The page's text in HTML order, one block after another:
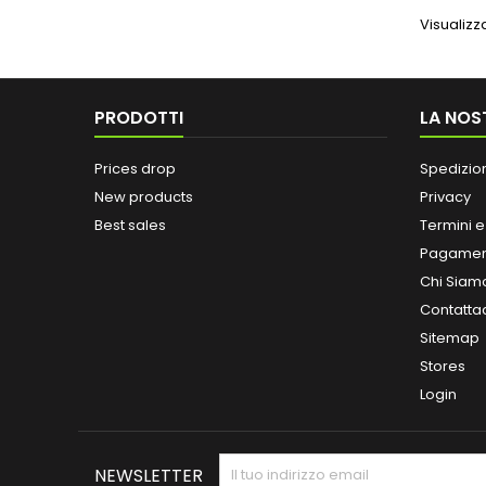
PRODOTTI
Prices drop
New products
Best sales
LA
Privacy
Termini
Chi
Sitemap
Stores
Login
NEWSLETTER